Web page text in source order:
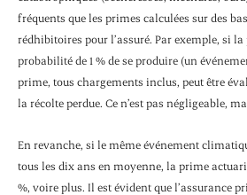
fréquents que les primes calculées sur des
rédhibi­toires pour l’assuré. Par exemple, si la
probabilité de 1 % de se pro­duire (un
prime, tous chargements inclus, peut être
la récolte perdue. Ce n’est pas négligeable,
En revanche, si le même événement
tous les dix ans en moyenne, la prime
%, voire plus. Il est évident que l’assurance